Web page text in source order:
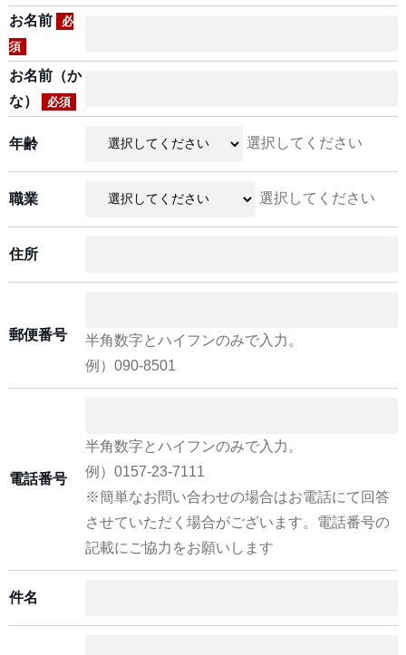
お名前
必
須
お名前（か
な）
必須
年齢 選択してください
職業 選択してください
住所
郵便番号
半角数字とハイフンのみで入力。
例）090-8501
電話番号
半角数字とハイフンのみで入力。
例）0157-23-7111
※簡単なお問い合わせの場合はお電話にて回答
させていただく場合がございます。電話番号の
記載にご協力をお願いします
件名